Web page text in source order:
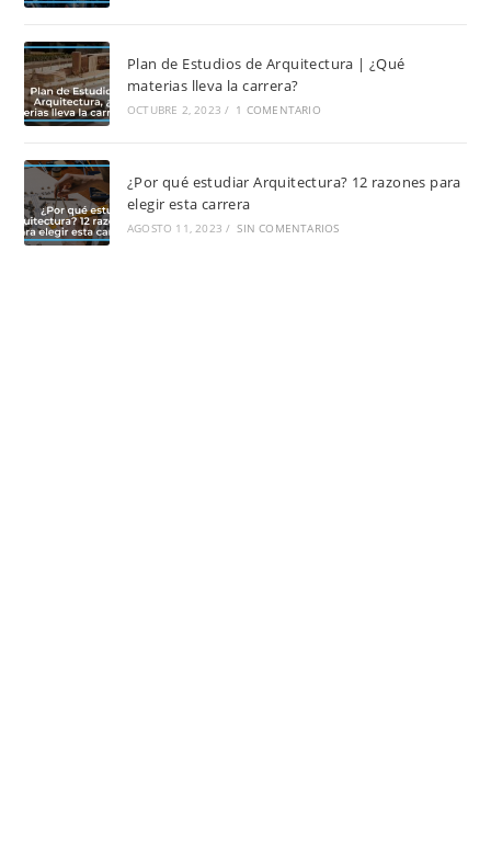
Plan de Estudios de Arquitectura | ¿Qué
materias lleva la carrera?
OCTUBRE 2, 2023 / 1 COMENTARIO
¿Por qué estudiar Arquitectura? 12 razones para
elegir esta carrera
AGOSTO 11, 2023 / SIN COMENTARIOS